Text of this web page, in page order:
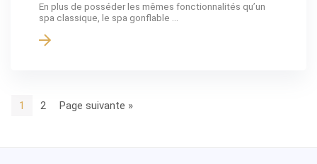
En plus de posséder les mêmes fonctionnalités qu’un
spa classique, le spa gonflable ...
1 2 Page suivante »